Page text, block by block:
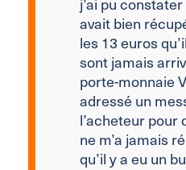
avait bien
les 13 euros
sont jamais
porte-monnaie
adressé un
l’acheteur pour
ne m’a jamais
qu’il y a eu un